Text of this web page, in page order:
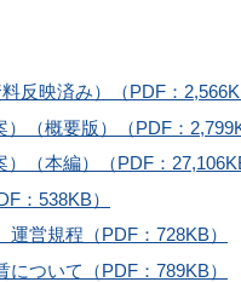
反映済み）（PDF：
（概要版）（PDF：
（本編）（PDF：
：538KB）
営規程（PDF：728KB）
ついて（PDF：789KB）